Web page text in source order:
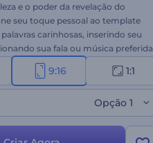
e o poder da revelação do
seu toque pessoal ao template
carinhosas, inserindo seu
sua fala ou música preferida
de músicas. Perfeito para
convites de festas, aberturas
festivas e muito mais. Criar agora
magia das animações Nuzul Al-
9:16 1:1
Opção 1